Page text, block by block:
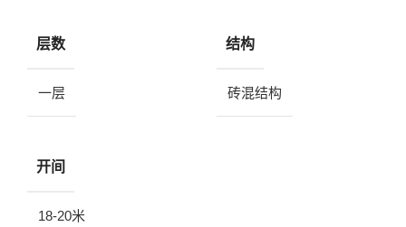
层数
一层
结构
砖混结构
开间
18-20米